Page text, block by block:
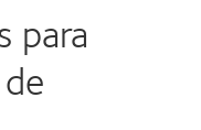
para